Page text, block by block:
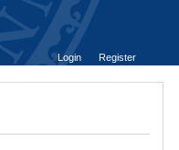
Login
Register